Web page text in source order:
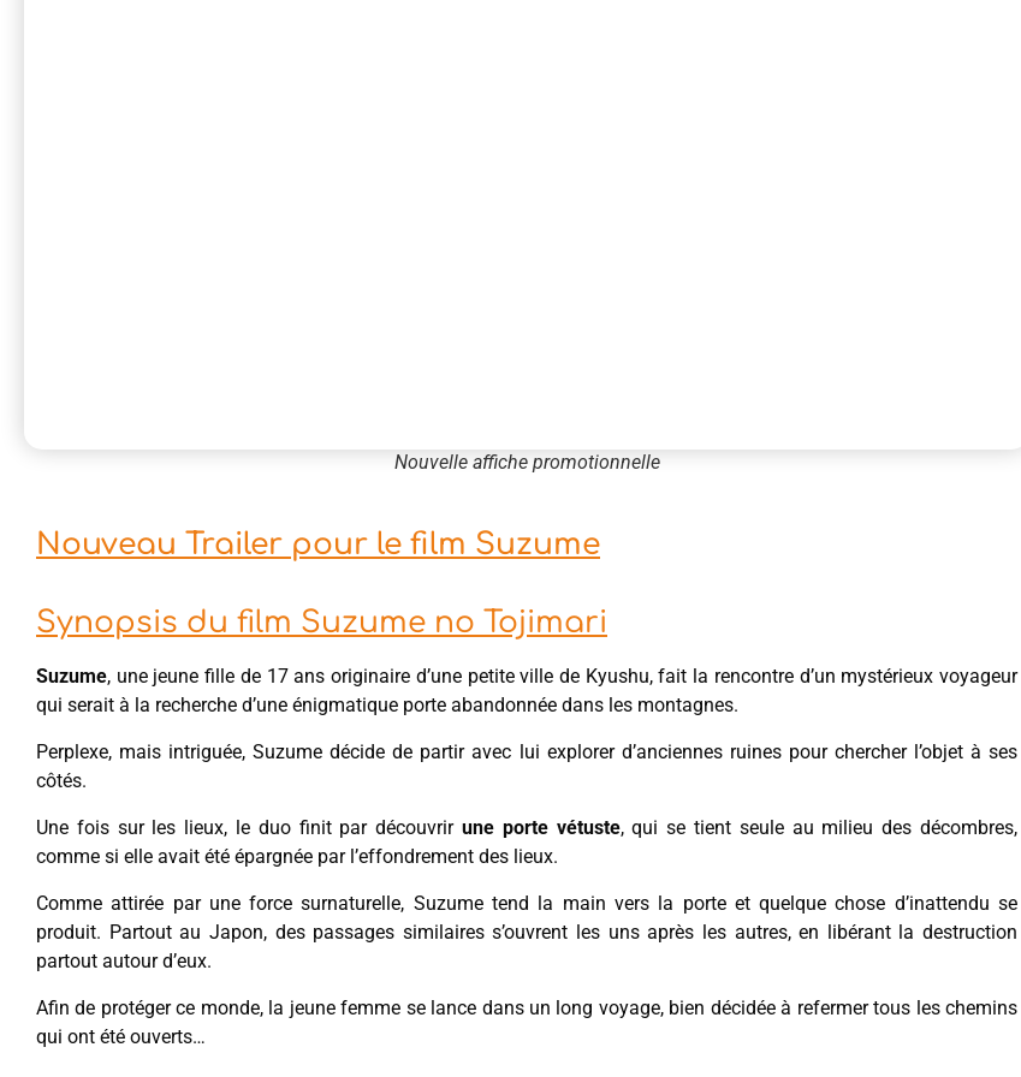
Nouvelle affiche promotionnelle
Nouveau Trailer pour le film Suzume
Synopsis du film Suzume no Tojimari
Suzume, une jeune fille de 17 ans originaire d’une petite ville de Kyushu, fait la rencontre d’un mystérieux voyageur
qui serait à la recherche d’une énigmatique porte abandonnée dans les montagnes.
Perplexe, mais intriguée, Suzume décide de partir avec lui explorer d’anciennes ruines pour chercher l’objet à ses
côtés.
Une fois sur les lieux, le duo finit par découvrir une porte vétuste, qui se tient seule au milieu des décombres,
comme si elle avait été épargnée par l’effondrement des lieux.
Comme attirée par une force surnaturelle, Suzume tend la main vers la porte et quelque chose d’inattendu se
produit. Partout au Japon, des passages similaires s’ouvrent les uns après les autres, en libérant la destruction
partout autour d’eux.
Afin de protéger ce monde, la jeune femme se lance dans un long voyage, bien décidée à refermer tous les chemins
qui ont été ouverts…